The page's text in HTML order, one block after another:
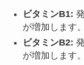
ビタミンB1:
が増加します。
ビタミンB2:
が増加します。